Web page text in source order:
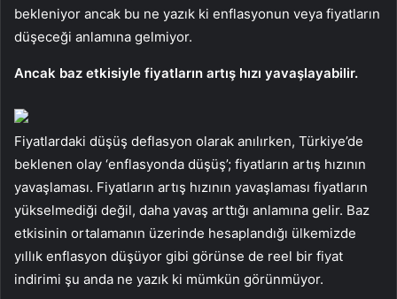
bekleniyor ancak bu ne yazık ki enflasyonun veya fiyatların
düşeceği anlamına gelmiyor.
Ancak baz etkisiyle fiyatların artış hızı yavaşlayabilir.
Fiyatlardaki düşüş deflasyon olarak anılırken, Türkiye’de
beklenen olay ‘enflasyonda düşüş’; fiyatların artış hızının
yavaşlaması. Fiyatların artış hızının yavaşlaması fiyatların
yükselmediği değil, daha yavaş arttığı anlamına gelir. Baz
etkisinin ortalamanın üzerinde hesaplandığı ülkemizde
yıllık enflasyon düşüyor gibi görünse de reel bir fiyat
indirimi şu anda ne yazık ki mümkün görünmüyor.